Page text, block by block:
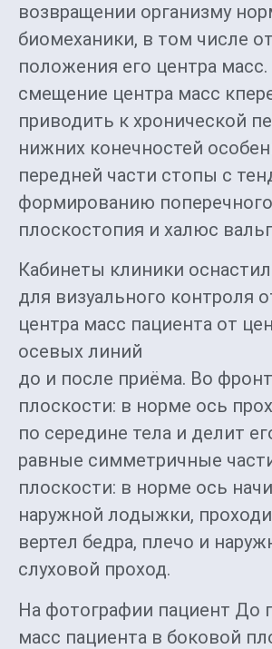
возвращении организму
биомеханики, в том числе
положения его центра масс.
смещение центра масс
приводить к хронической
нижних конечностей
передней части стопы с
формированию поперечного
плоскостопия и халюс
Кабинеты клиники
для визуального контроля
центра масс пациента от
осевых линий
до и после приёма. Во
плоскости: в норме ось
по середине тела и делит
равные симметричные
плоскости: в норме ось
наружной лодыжки,
вертел бедра, плечо и
слуховой проход.
На фотографии пациент До
масс пациента в боковой